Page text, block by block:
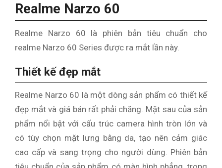
Realme Narzo 60
Realme Narzo 60 là phiên bản tiêu chuẩn cho
realme Narzo 60 Series được ra mắt lần này.
Thiết kế đẹp mắt
Realme Narzo 60 là một dòng sản phẩm có thiết kế
đẹp mắt và giá bán rất phải chăng. Mặt sau của sản
phẩm nổi bật với cấu trúc camera hình tròn lớn và
có tùy chọn mặt lưng bằng da, tạo nên cảm giác
cao cấp và sang trọng cho người dùng. Phiên bản